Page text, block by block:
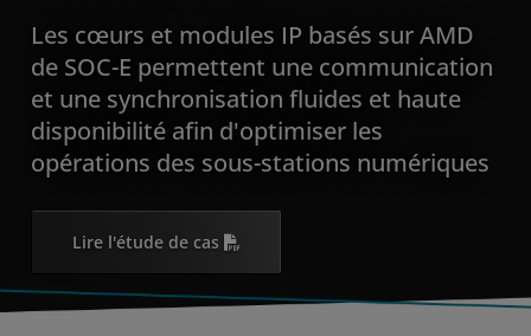
Les cœurs et modules IP basés sur AMD
de SOC-E permettent une communication
et une synchronisation fluides et haute
disponibilité afin d'optimiser les
opérations des sous-stations numériques
Lire l'étude de cas